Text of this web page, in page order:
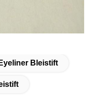
Bleistift